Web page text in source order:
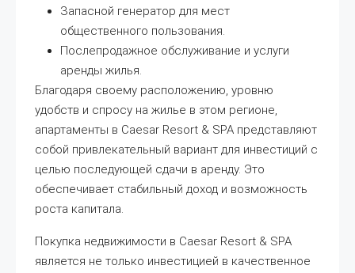
Запасной генератор для мест
общественного пользования.
Послепродажное обслуживание и услуги
аренды жилья.
Благодаря своему расположению, уровню
удобств и спросу на жилье в этом регионе,
апартаменты в Caesar Resort & SPA представляют
собой привлекательный вариант для инвестиций с
целью последующей сдачи в аренду. Это
обеспечивает стабильный доход и возможность
роста капитала.
Покупка недвижимости в Caesar Resort & SPA
является не только инвестицией в качественное